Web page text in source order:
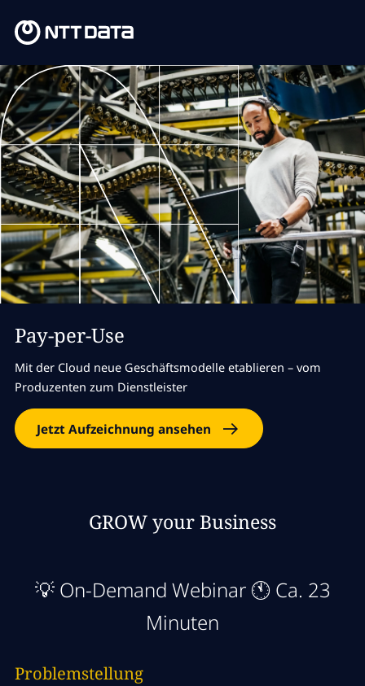
Pay-per-Use
Mit der Cloud neue Geschäftsmodelle etablieren – vom
Produzenten zum Dienstleister
Jetzt Aufzeichnung ansehen
GROW your Business
💡 On-Demand Webinar 🕚 Ca. 23
Minuten
Problemstellung